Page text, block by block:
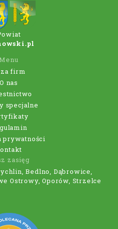
Menu
firm
O nas
specjalne
prywatności
zasięg
Bedlno, Dąbrowice,
Ostrowy, Oporów, Strzelce